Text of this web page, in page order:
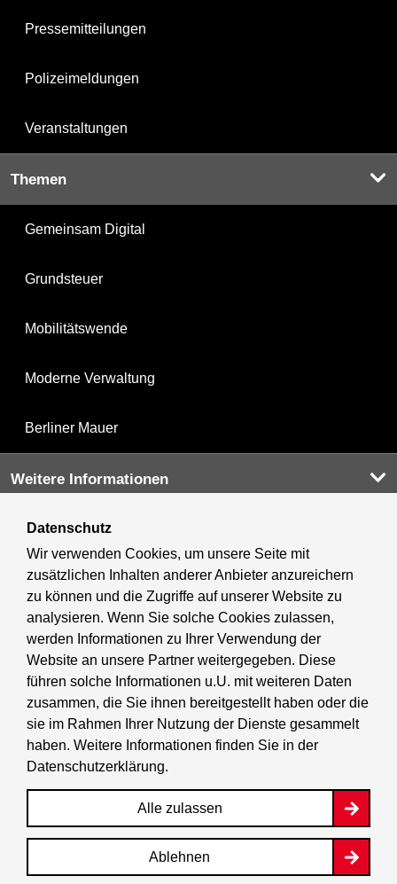
Pressemitteilungen
Polizeimeldungen
Veranstaltungen
Themen
Gemeinsam Digital
Grundsteuer
Mobilitätswende
Moderne Verwaltung
Berliner Mauer
Weitere Informationen
Kultur & Ausgehen
Tourismus
Wirtschaft
Stadtleben
BerlinFinder
Berlin.de ist ein Angebot des Landes Berlin. Weitere
Informationen hierzu finden Sie im
Datenschutz
Wir verwenden Cookies, um unsere Seite mit
zusätzlichen Inhalten anderer Anbieter anzureichern
zu können und die Zugriffe auf unserer Website zu
analysieren. Wenn Sie solche Cookies zulassen,
werden Informationen zu Ihrer Verwendung der
Website an unsere Partner weitergegeben. Diese
führen solche Informationen u.U. mit weiteren Daten
zusammen, die Sie ihnen bereitgestellt haben oder die
sie im Rahmen Ihrer Nutzung der Dienste gesammelt
haben. Weitere Informationen finden Sie in der
Datenschutzerklärung.
Ablehnen
Alle zulassen